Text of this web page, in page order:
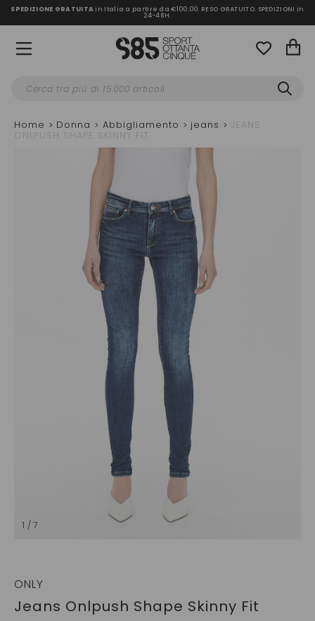
SPEDIZIONE GRATUITAin Italia a partire da €100,00. RESO GRATUITO. SPEDIZIONI in
24-48H.
Home Donna Abbigliamento jeans JEANS
ONLPUSH SHAPE SKINNY FIT
1 / 7
ONLY
Jeans Onlpush Shape Skinny Fit